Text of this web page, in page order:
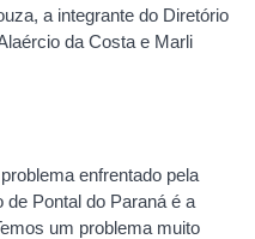
a integrante do Diretório
da Costa e Marli
enfrentado pela
de Pontal do Paraná é a
um problema muito